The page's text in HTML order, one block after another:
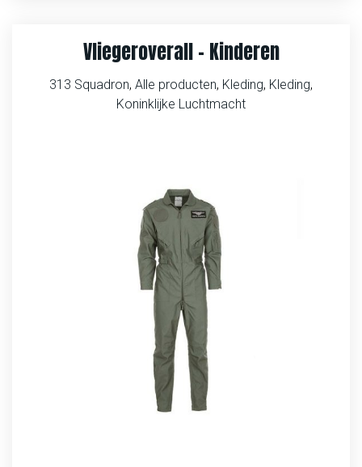
Vliegeroverall – Kinderen
313 Squadron, Alle producten, Kleding, Kleding,
Koninklijke Luchtmacht